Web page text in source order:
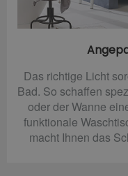
Das richtige Licht
Bad. So schaffen
oder der Wanne
funktionale
macht Ihnen das